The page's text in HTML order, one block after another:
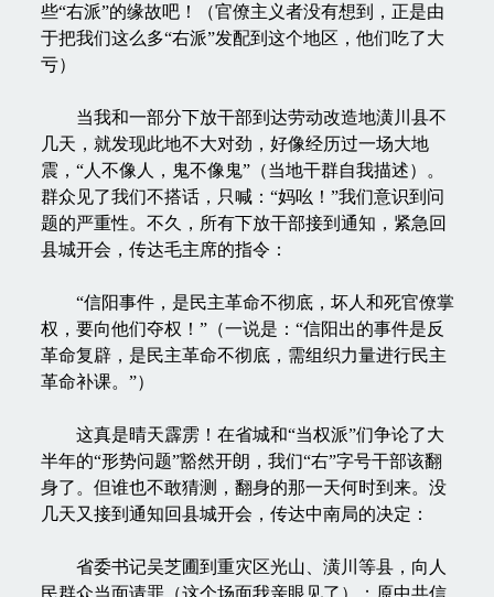
些“右派”的缘故吧！（官僚主义者没有想到，正是由
于把我们这么多“右派”发配到这个地区，他们吃了大
亏）
当我和一部分下放干部到达劳动改造地潢川县不
几天，就发现此地不大对劲，好像经历过一场大地
震，“人不像人，鬼不像鬼”（当地干群自我描述）。
群众见了我们不搭话，只喊：“妈吆！”我们意识到问
题的严重性。不久，所有下放干部接到通知，紧急回
县城开会，传达毛主席的指令：
“信阳事件，是民主革命不彻底，坏人和死官僚掌
权，要向他们夺权！”（一说是：“信阳出的事件是反
革命复辟，是民主革命不彻底，需组织力量进行民主
革命补课。”）
这真是晴天霹雳！在省城和“当权派”们争论了大
半年的“形势问题”豁然开朗，我们“右”字号干部该翻
身了。但谁也不敢猜测，翻身的那一天何时到来。没
几天又接到通知回县城开会，传达中南局的决定：
省委书记吴芝圃到重灾区光山、潢川等县，向人
民群众当面请罪（这个场面我亲眼见了）；原中共信